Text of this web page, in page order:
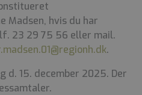
Madsen, hvis du har
23 29 75 56 eller mail.
.
d. 15. december 2025. Der